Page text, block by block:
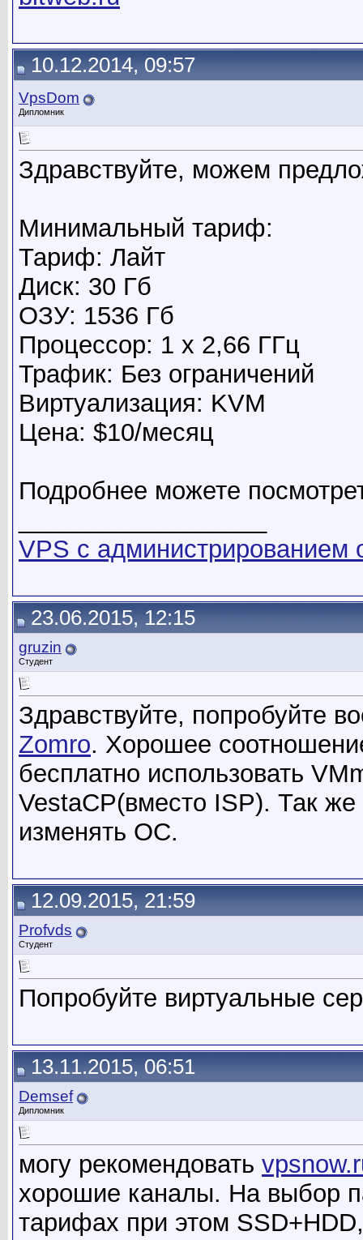
10.12.2014, 09:57
VpsDom
Дипломник
Здравствуйте, можем
Минимальный тариф:
Тариф: Лайт
Диск: 30 Гб
ОЗУ: 1536 Гб
Процессор: 1 x 2,66 ГГц
Трафик: Без ограничений
Виртуализация: KVM
Цена: $10/месяц
Подробнее можете
VPS с администрированием
23.06.2015, 12:15
gruzin
Студент
Здравствуйте, попробуйте
Zomro. Хорошее
бесплатно использовать
VestaCP(вместо ISP). Так
изменять ОС.
12.09.2015, 21:59
Profvds
Студент
Попробуйте виртуальные
13.11.2015, 06:51
Demsef
Дипломник
могу рекомендовать
хорошие каналы. На выбор
тарифах при этом